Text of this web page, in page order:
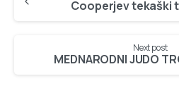
Reading
Next post